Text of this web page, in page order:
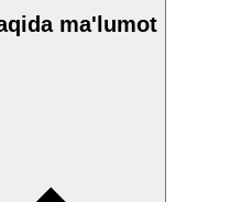
ma'lumot